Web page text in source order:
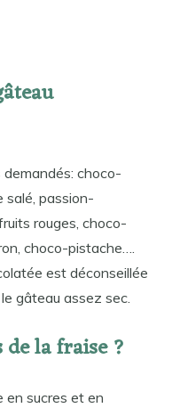
demandés: choco-
salé, passion-
rouges, choco-
choco-pistache….
est déconseillée
gâteau assez sec.
de la fraise ?
en sucres et en